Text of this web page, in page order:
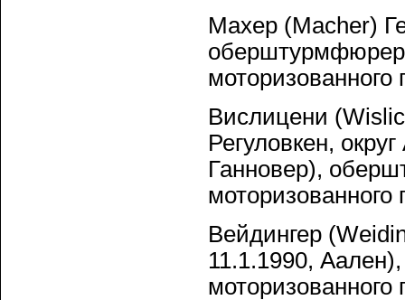
Махер (Macher)
оберштурмфюрер
Вислицени
Регуловкен,
Ганновер),
Вейдингер
11.1.1990,